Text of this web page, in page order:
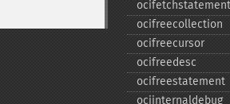
ocifetchstatement
ocifreecollection
ocifreecursor
ocifreedesc
ocifreestatement
ociinternaldebug